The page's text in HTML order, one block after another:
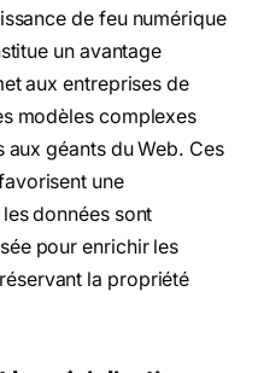
de feu numérique
un avantage
aux entreprises de
modèles complexes
géants du Web. Ces
une
données sont
pour enrichir les
la propriété